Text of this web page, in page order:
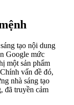
tạo nội dung
Google mức
một sản phẩm
vấn đề đó,
nhà sáng tạo
đã truyền cảm